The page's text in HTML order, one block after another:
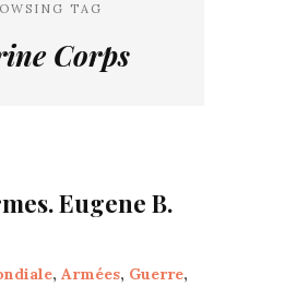
TAG
Corps
Eugene B.
, Armées, Guerre,